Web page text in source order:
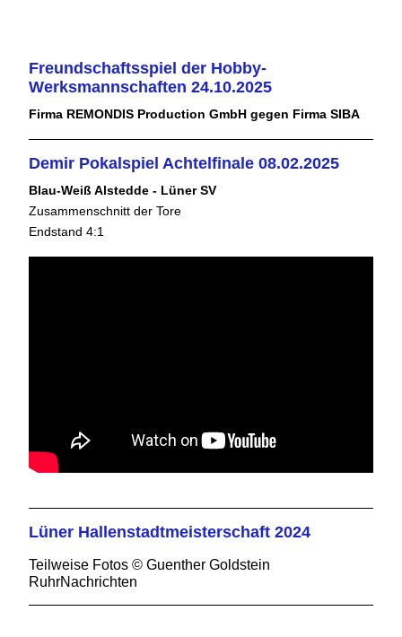
Freundschaftsspiel der Hobby-
Werksmannschaften 24.10.2025
Firma REMONDIS Production GmbH gegen Firma SIBA
Demir Pokalspiel Achtelfinale 08.02.2025
Blau-Weiß Alstedde - Lüner SV
Zusammenschnitt der Tore
Endstand 4:1
Lüner Hallenstadtmeisterschaft 2024
Teilweise Fotos © Guenther Goldstein
RuhrNachrichten